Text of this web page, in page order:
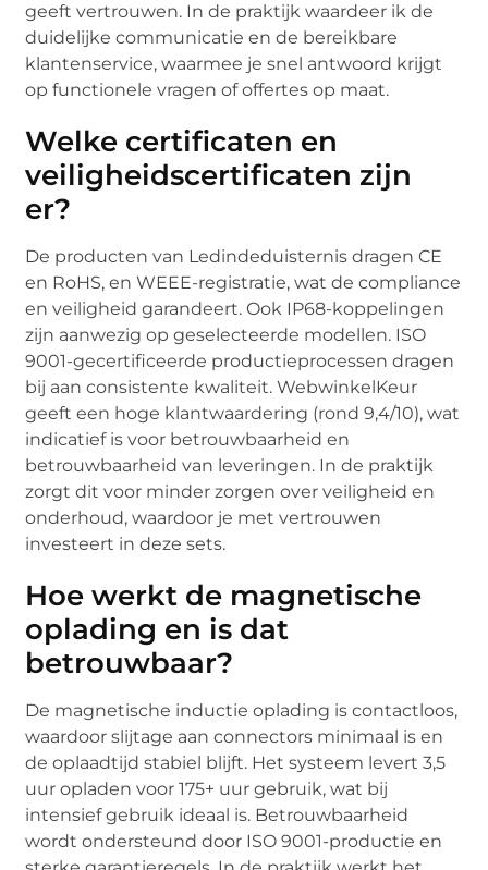
geeft vertrouwen. In de praktijk waardeer ik de
duidelijke communicatie en de bereikbare
klantenservice, waarmee je snel antwoord krijgt
op functionele vragen of offertes op maat.
Welke certificaten en
veiligheidscertificaten zijn
er?
De producten van Ledindeduisternis dragen CE
en RoHS, en WEEE-registratie, wat de compliance
en veiligheid garandeert. Ook IP68-koppelingen
zijn aanwezig op geselecteerde modellen. ISO
9001-gecertificeerde productieprocessen dragen
bij aan consistente kwaliteit. WebwinkelKeur
geeft een hoge klantwaardering (rond 9,4/10), wat
indicatief is voor betrouwbaarheid en
betrouwbaarheid van leveringen. In de praktijk
zorgt dit voor minder zorgen over veiligheid en
onderhoud, waardoor je met vertrouwen
investeert in deze sets.
Hoe werkt de magnetische
oplading en is dat
betrouwbaar?
De magnetische inductie oplading is contactloos,
waardoor slijtage aan connectors minimaal is en
de oplaadtijd stabiel blijft. Het systeem levert 3,5
uur opladen voor 175+ uur gebruik, wat bij
intensief gebruik ideaal is. Betrouwbaarheid
wordt ondersteund door ISO 9001-productie en